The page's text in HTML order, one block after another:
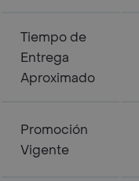
Tiempo de
Entrega
Aproximado
Promoción
Vigente